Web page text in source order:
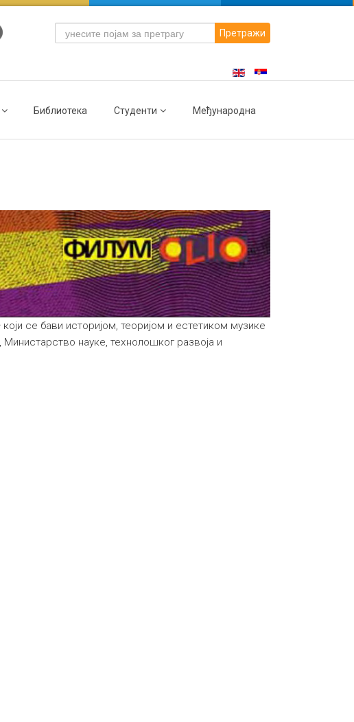
Претражи
Библиотека Студенти Међународна
који се бави историјом, теоријом и естетиком музике
науке, технолошког развоја и